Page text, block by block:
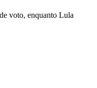
voto, enquanto Lula